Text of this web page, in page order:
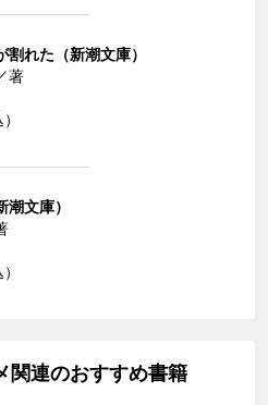
割れた（新潮文庫）
著
文庫）
関連のおすすめ書籍